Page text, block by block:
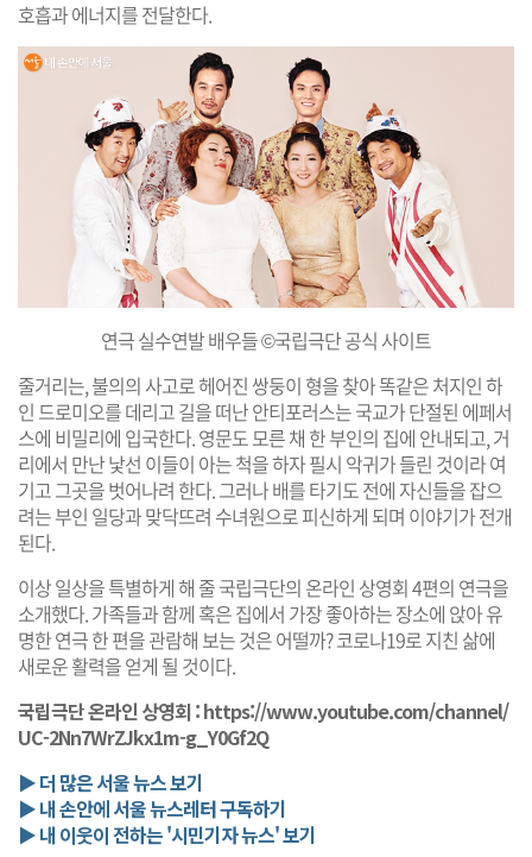
호흡과 에너지를 전달한다.
연극 실수연발 배우들 ©국립극단 공식 사이트
줄거리는, 불의의 사고로 헤어진 쌍둥이 형을 찾아 똑같은 처지인 하
인 드로미오를 데리고 길을 떠난 안티포러스는 국교가 단절된 에페서
스에 비밀리에 입국한다. 영문도 모른 채 한 부인의 집에 안내되고, 거
리에서 만난 낯선 이들이 아는 척을 하자 필시 악귀가 들린 것이라 여
기고 그곳을 벗어나려 한다. 그러나 배를 타기도 전에 자신들을 잡으
려는 부인 일당과 맞닥뜨려 수녀원으로 피신하게 되며 이야기가 전개
된다.
이상 일상을 특별하게 해 줄 국립극단의 온라인 상영회 4편의 연극을
소개했다. 가족들과 함께 혹은 집에서 가장 좋아하는 장소에 앉아 유
명한 연극 한 편을 관람해 보는 것은 어떨까? 코로나19로 지친 삶에
새로운 활력을 얻게 될 것이다.
국립극단 온라인 상영회 :https://www.youtube.com/channel/
UC-2Nn7WrZJkx1m-g_Y0Gf2Q
▶ 더 많은 서울 뉴스 보기
▶ 내 손안에 서울 뉴스레터 구독하기
▶ 내 이웃이 전하는 '시민기자 뉴스' 보기